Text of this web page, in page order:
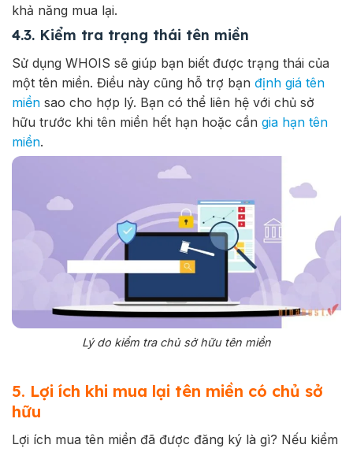
khả năng mua lại.
4.3. Kiểm tra trạng thái tên miền
Sử dụng WHOIS sẽ giúp bạn biết được trạng thái của
một tên miền. Điều này cũng hỗ trợ bạn định giá tên
miền sao cho hợp lý. Bạn có thể liên hệ với chủ sở
hữu trước khi tên miền hết hạn hoặc cần gia hạn tên
miền.
Lý do kiểm tra chủ sở hữu tên miền
5. Lợi ích khi mua lại tên miền có chủ sở
hữu
Lợi ích mua tên miền đã được đăng ký là gì? Nếu kiểm